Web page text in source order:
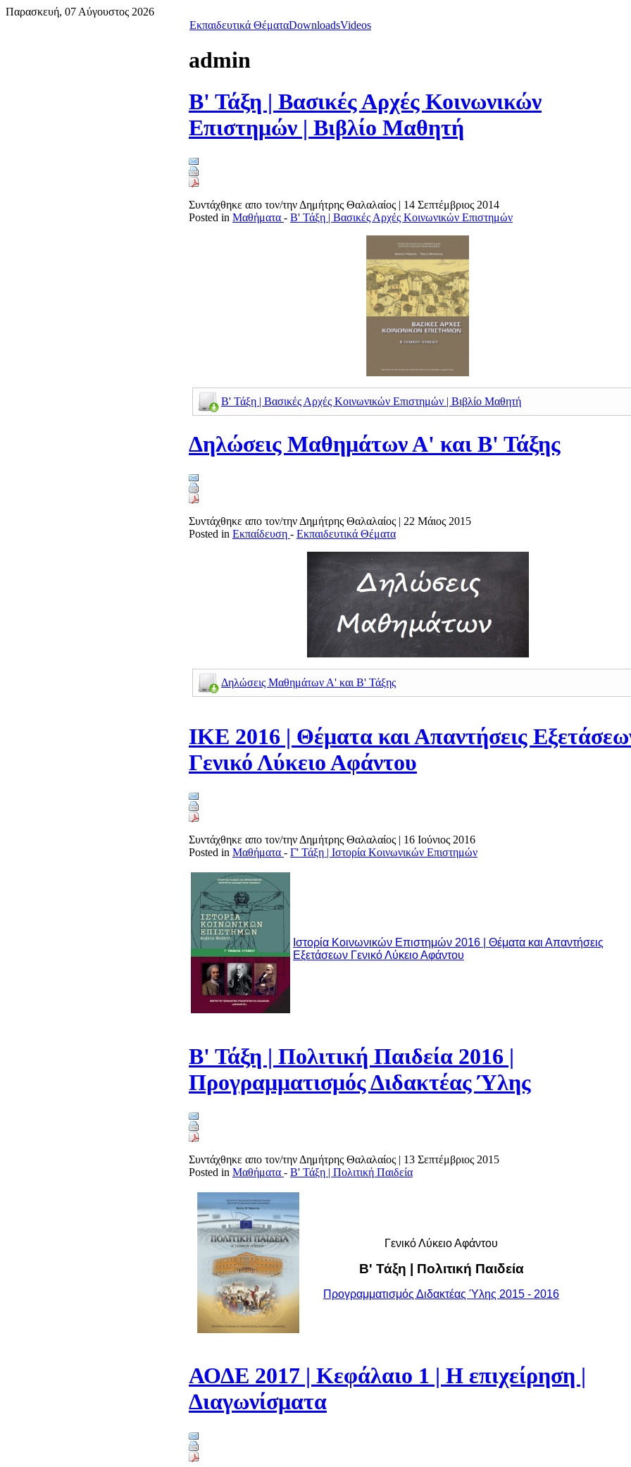
Παρασκευή, 07 Αύγουστος 2026
Εκπαιδευτικά ΘέματαDownloadsVideos
admin
Β' Τάξη | Βασικές Αρχές Κοινωνικών
Επιστημών | Βιβλίο Μαθητή
Συντάχθηκε απο τον/την Δημήτρης Θαλαλαίος | 14 Σεπτέμβριος 2014
Posted in Μαθήματα - Β' Τάξη | Βασικές Αρχές Κοινωνικών Επιστημών
Β' Τάξη | Βασικές Αρχές Κοινωνικών Επιστημών | Βιβλίο Μαθητή
Δηλώσεις Μαθημάτων Α' και Β' Τάξης
Συντάχθηκε απο τον/την Δημήτρης Θαλαλαίος | 22 Μάιος 2015
Posted in Εκπαίδευση - Εκπαιδευτικά Θέματα
Δηλώσεις Μαθημάτων Α' και Β' Τάξης
ΙΚΕ 2016 | Θέματα και Απαντήσεις
Γενικό Λύκειο Αφάντου
Συντάχθηκε απο τον/την Δημήτρης Θαλαλαίος | 16 Ιούνιος 2016
Posted in Μαθήματα - Γ' Τάξη | Ιστορία Κοινωνικών Επιστημών
Ιστορία Κοινωνικών Επιστημών 2016 | Θέματα και Απαντήσεις
Εξετάσεων Γενικό Λύκειο Αφάντου
Β' Τάξη | Πολιτική Παιδεία 2016 |
Προγραμματισμός Διδακτέας Ύλης
Συντάχθηκε απο τον/την Δημήτρης Θαλαλαίος | 13 Σεπτέμβριος 2015
Posted in Μαθήματα - Β' Τάξη | Πολιτική Παιδεία
Γενικό Λύκειο Αφάντου
Β' Τάξη | Πολιτική Παιδεία
Προγραμματισμός Διδακτέας Ύλης 2015 - 2016
ΑΟΔΕ 2017 | Κεφάλαιο 1 | Η επιχείρηση |
Διαγωνίσματα